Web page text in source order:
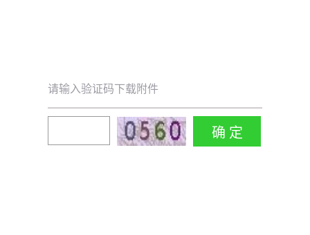
请输入验证码下载附件